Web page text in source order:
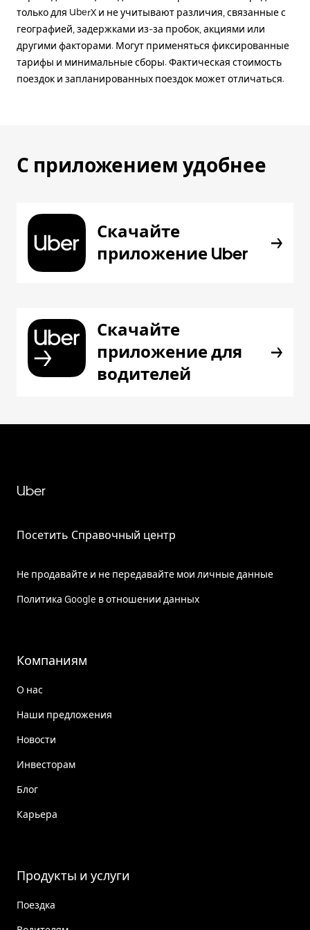
только для UberX и не учитывают различия, связанные с
географией, задержками из-за пробок, акциями или
другими факторами. Могут применяться фиксированные
тарифы и минимальные сборы. Фактическая стоимость
поездок и запланированных поездок может отличаться.
С приложением удобнее
Скачайте
приложение Uber
Скачайте
приложение для
водителей
Uber
Посетить Справочный центр
Не продавайте и не передавайте мои личные данные
Политика Google в отношении данных
Компаниям
О нас
Наши предложения
Новости
Инвесторам
Блог
Карьера
Продукты и услуги
Поездка